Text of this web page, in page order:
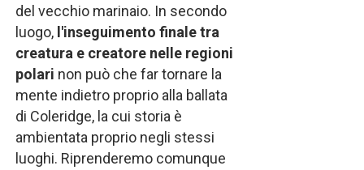
del vecchio marinaio. In secondo
luogo, l'inseguimento finale tra
creatura e creatore nelle regioni
polari non può che far tornare la
mente indietro proprio alla ballata
di Coleridge, la cui storia è
ambientata proprio negli stessi
luoghi. Riprenderemo comunque